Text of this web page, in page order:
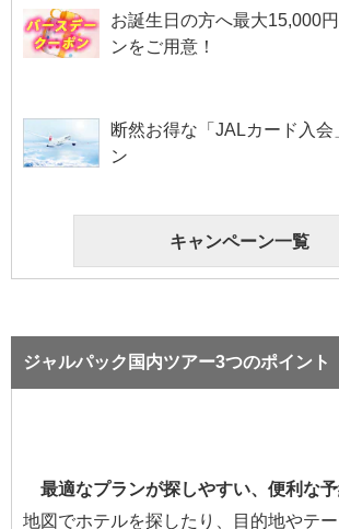
お誕生日の方へ最大15,000
ンをご用意！
断然お得な「JALカード入会
ン
キャンペーン一覧
ジャルパック国内ツアー3つのポイント
最適なプランが探しやすい、便利な予
地図でホテルを探したり、目的地やテ